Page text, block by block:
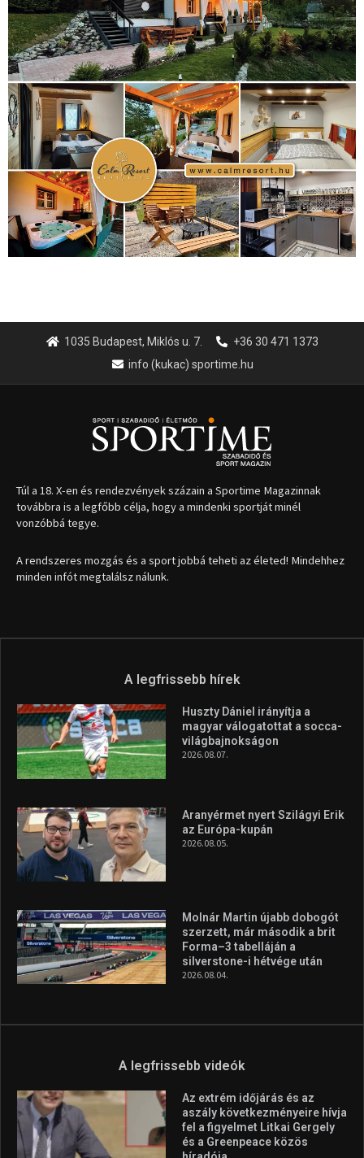
1035 Budapest, Miklós u. 7.
+36 30 471 1373
info (kukac) sportime.hu
Túl a 18. X-en és rendezvények százain a Sportime Magazinnak
továbbra is a legfőbb célja, hogy a mindenki sportját minél
vonzóbbá tegye.
A rendszeres mozgás és a sport jobbá teheti az életed! Mindehhez
minden infót megtalálsz nálunk.
A legfrissebb hírek
Huszty Dániel irányítja a
magyar válogatottat a socca-
világbajnokságon
2026.08.07.
Aranyérmet nyert Szilágyi Erik
az Európa-kupán
2026.08.05.
Molnár Martin újabb dobogót
szerzett, már második a brit
Forma–3 tabelláján a
silverstone-i hétvége után
2026.08.04.
A legfrissebb videók
Az extrém időjárás és az
aszály következményeire hívja
fel a figyelmet Litkai Gergely
és a Greenpeace közös